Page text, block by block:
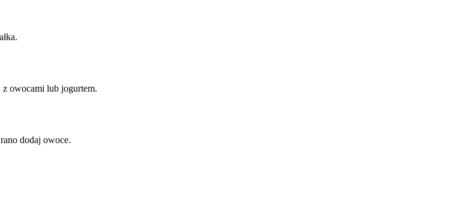
z owocami lub jogurtem.
dodaj owoce.